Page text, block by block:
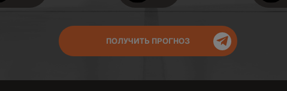
ПОЛУЧИТЬ ПРОГНОЗ